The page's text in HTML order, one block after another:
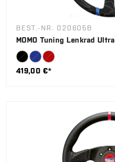
BEST.-NR. 020605B
MOMO Tuning Lenkrad Ultra
419,00 €*